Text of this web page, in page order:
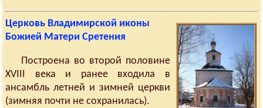
Церковь Владимирской иконы
Божией Матери Сретения
Построена во второй половине
XVIII века и ранее входила в
ансамбль летней и зимней церкви
(зимняя почти не сохранилась).